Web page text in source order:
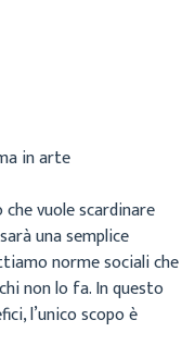
in arte
vuole scardinare
una semplice
norme sociali che
non lo fa. In questo
l’unico scopo è